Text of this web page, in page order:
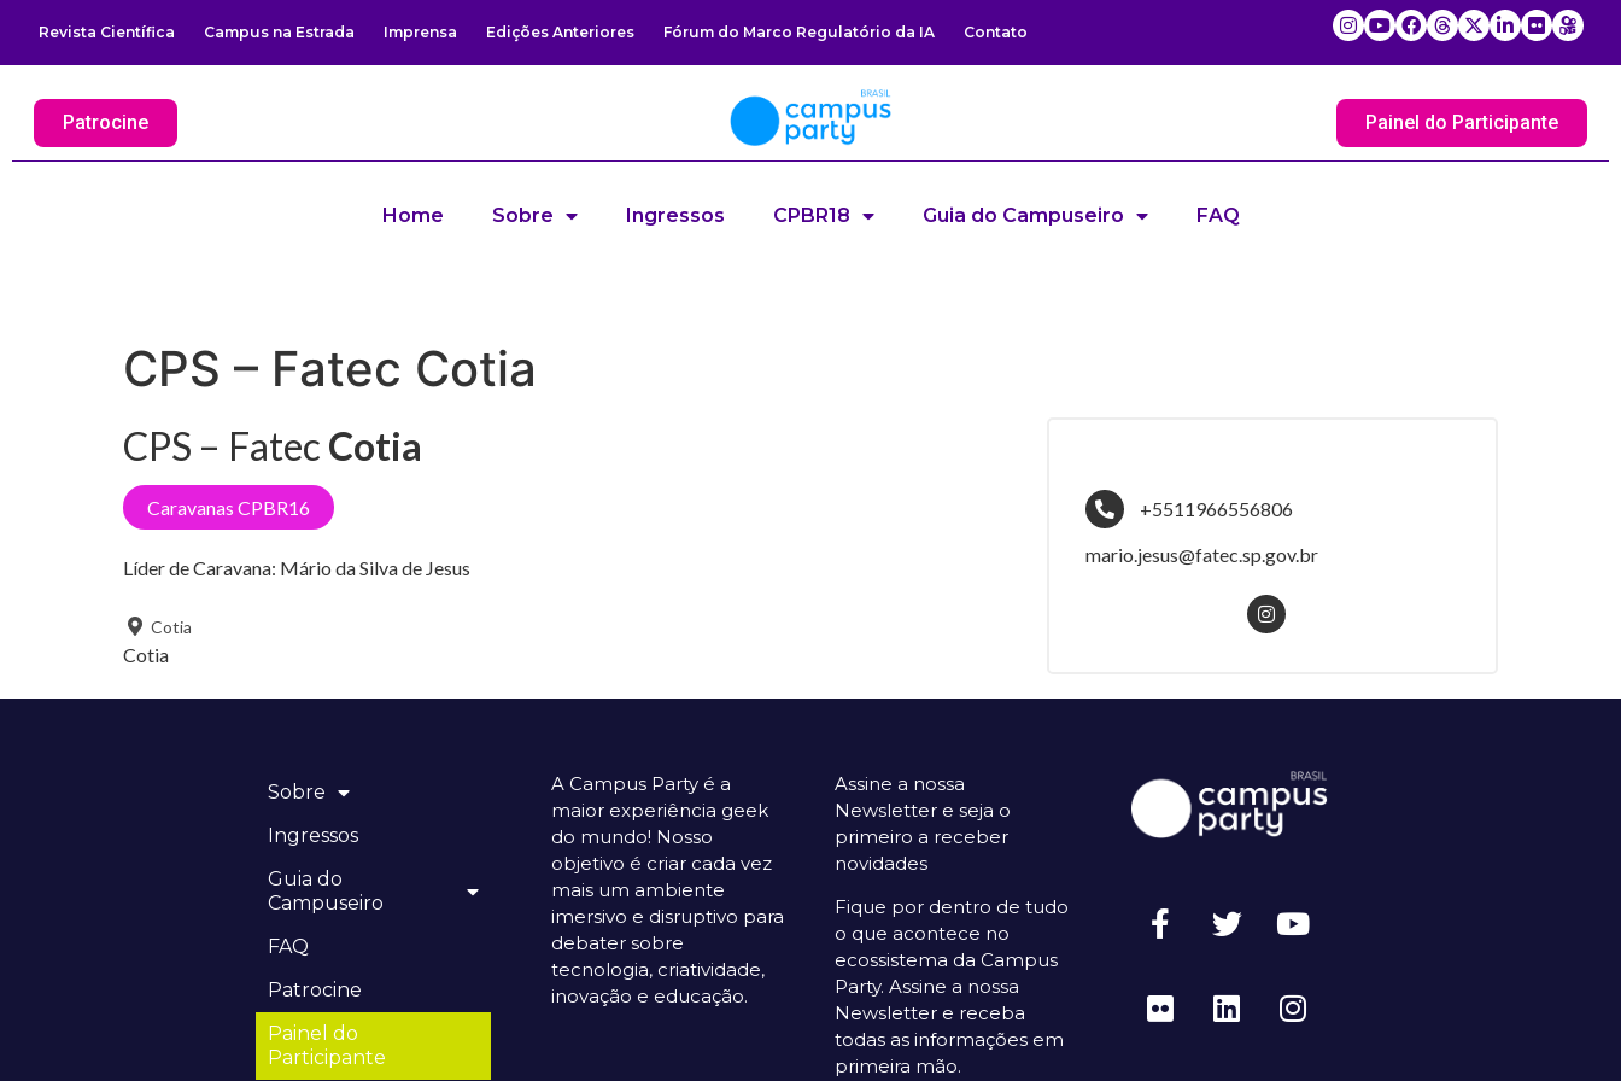
Revista Científica Campus na Estrada Imprensa Edições Anteriores Fórum do Marco Regulatório da IA Contato
Patrocine Painel do Participante
Home Sobre Ingressos CPBR18 Guia do Campuseiro FAQ
CPS – Fatec Cotia
CPS – Fatec Cotia
Caravanas CPBR16
Líder de Caravana: Mário da Silva de Jesus
Cotia
Cotia
+5511966556806
mario.jesus@fatec.sp.gov.br
Sobre
Ingressos
Guia do
Campuseiro
FAQ
Patrocine
Painel do
Participante
A Campus Party é a
maior experiência geek
do mundo! Nosso
objetivo é criar cada vez
mais um ambiente
imersivo e disruptivo para
debater sobre
tecnologia, criatividade,
inovação e educação.
Assine a nossa
Newsletter e seja o
primeiro a receber
novidades
Fique por dentro de tudo
o que acontece no
ecossistema da Campus
Party. Assine a nossa
Newsletter e receba
todas as informações em
primeira mão.